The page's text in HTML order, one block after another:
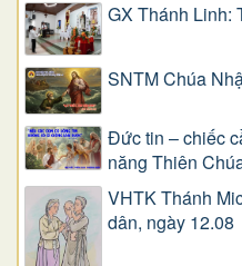
GX Thánh Linh:
SNTM Chúa
Đức tin – chiếc
năng Thiên
VHTK Thánh
dân, ngày 12.08